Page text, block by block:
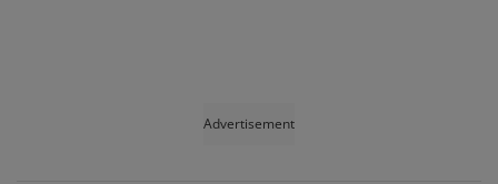
Advertisement